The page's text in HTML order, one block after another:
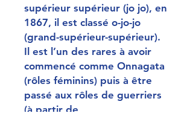
supérieur supérieur (jo jo), en
1867, il est classé o-jo-jo
(grand-supérieur-supérieur).
Il est l’un des rares à avoir
commencé comme Onnagata
(rôles féminins) puis à être
passé aux rôles de guerriers
(à partir de